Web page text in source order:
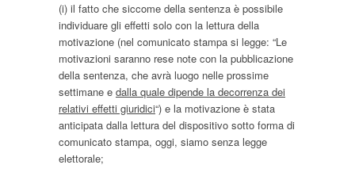
(i) il fatto che siccome della sentenza è possibile
individuare gli effetti solo con la lettura della
motivazione (nel comunicato stampa si legge: “Le
motivazioni saranno rese note con la pubblicazione
della sentenza, che avrà luogo nelle prossime
settimane e dalla quale dipende la decorrenza dei
relativi effetti giuridici“) e la motivazione è stata
anticipata dalla lettura del dispositivo sotto forma di
comunicato stampa, oggi, siamo senza legge
elettorale;